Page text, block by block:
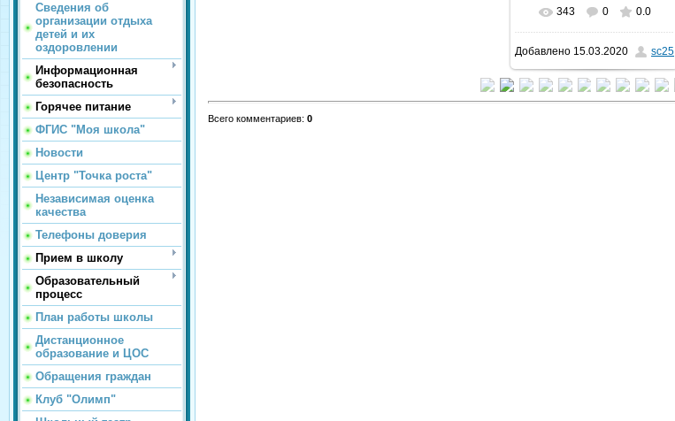
Сведения об
организации отдыха
детей и их
оздоровлении
Информационная
безопасность
Горячее питание
ФГИС "Моя школа"
Новости
Центр "Точка роста"
Независимая оценка
качества
Телефоны доверия
Прием в школу
Образовательный
процесс
План работы школы
Дистанционное
образование и ЦОС
Обращения граждан
Клуб "Олимп"
В реальном размере
1040x780/ 84.4Kb
343 0 0.0
Добавлено 15.03.2020 sc25
Всего комментариев: 0